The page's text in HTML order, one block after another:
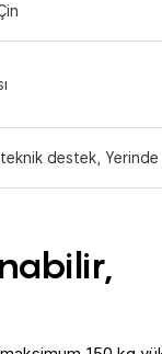
destek, Yerinde